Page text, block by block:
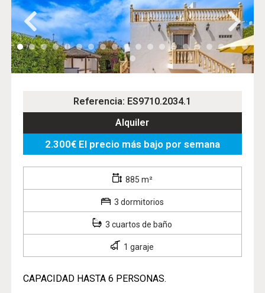
Referencia: ES9710.2034.1
Alquiler
2.300€ El precio más bajo por semana
885 m²
3 dormitorios
3 cuartos de baño
1 garaje
CAPACIDAD HASTA 6 PERSONAS.